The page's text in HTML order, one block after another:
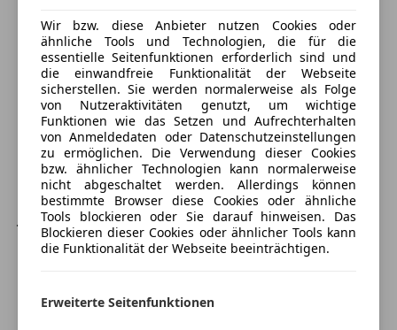
Verkäufer Händler
Autohaus Scherz GmbH
Sternebewertung 4.5 von 5
4,5 Sterne
(100% Weiterempfehlungen)
Anbieter auf AutoScout24 seit 2024
jeder andere termin ausser öffungszeiten nach
vereinbahrung
Breitenbach 60,
Wir bzw. diese Anbieter nutzen Cookies oder
ähnliche Tools und Technologien, die für die
essentielle Seitenfunktionen erforderlich sind und
die einwandfreie Funktionalität der Webseite
sicherstellen. Sie werden normalerweise als Folge
von Nutzeraktivitäten genutzt, um wichtige
Funktionen wie das Setzen und Aufrechterhalten
von Anmeldedaten oder Datenschutzeinstellungen
zu ermöglichen. Die Verwendung dieser Cookies
bzw. ähnlicher Technologien kann normalerweise
nicht abgeschaltet werden. Allerdings können
bestimmte Browser diese Cookies oder ähnliche
Tools blockieren oder Sie darauf hinweisen. Das
Blockieren dieser Cookies oder ähnlicher Tools kann
die Funktionalität der Webseite beeinträchtigen.
Erweiterte Seitenfunktionen